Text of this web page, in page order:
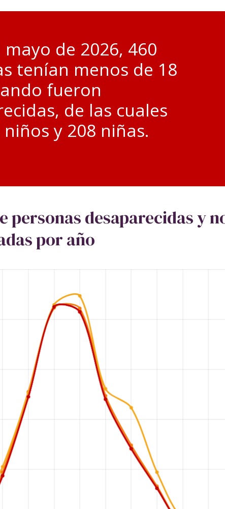
mayo de 2026, 460
tenían menos de 18
fueron
de las cuales
y 208 niñas.
personas desaparecidas y
por año